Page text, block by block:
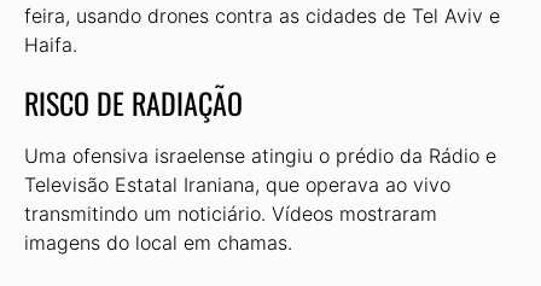
feira, usando drones contra as cidades de Tel Aviv e
Haifa.
RISCO DE RADIAÇÃO
Uma ofensiva israelense atingiu o prédio da Rádio e
Televisão Estatal Iraniana, que operava ao vivo
transmitindo um noticiário. Vídeos mostraram
imagens do local em chamas.